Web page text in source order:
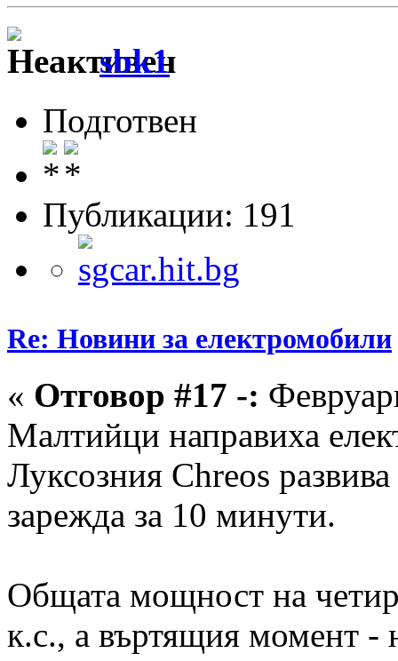
sbk1
Подготвен
Публикации: 191
Re: Новини за електромобили
« Отговор #17 -:
Малтийци направиха
Луксозния Chreos
зарежда за 10 минути.
Общата мощност на
к.с., а въртящия момент -